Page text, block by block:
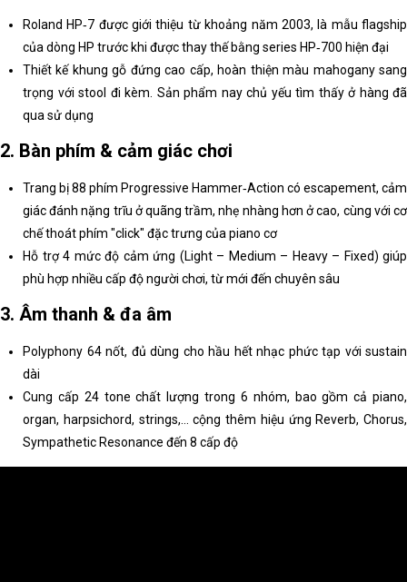
Roland HP‑7 được giới thiệu từ khoảng năm 2003, là mẫu flagship
của dòng HP trước khi được thay thế bằng series HP‑700 hiện đại
Thiết kế khung gỗ đứng cao cấp, hoàn thiện màu mahogany sang
trọng với stool đi kèm. Sản phẩm nay chủ yếu tìm thấy ở hàng đã
qua sử dụng
2. Bàn phím & cảm giác chơi
Trang bị 88 phím Progressive Hammer‑Action có escapement, cảm
giác đánh nặng trĩu ở quãng trầm, nhẹ nhàng hơn ở cao, cùng với cơ
chế thoát phím "click" đặc trưng của piano cơ
Hỗ trợ 4 mức độ cảm ứng (Light – Medium – Heavy – Fixed) giúp
phù hợp nhiều cấp độ người chơi, từ mới đến chuyên sâu
3. Âm thanh & đa âm
Polyphony 64 nốt, đủ dùng cho hầu hết nhạc phức tạp với sustain
dài
Cung cấp 24 tone chất lượng trong 6 nhóm, bao gồm cả piano,
organ, harpsichord, strings,… cộng thêm hiệu ứng Reverb, Chorus,
Sympathetic Resonance đến 8 cấp độ